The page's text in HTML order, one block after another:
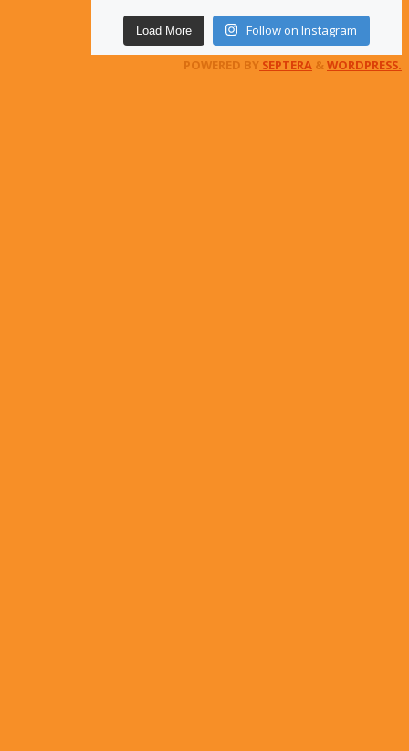
Load More Follow on Instagram
POWERED BY SEPTERA & WORDPRESS.